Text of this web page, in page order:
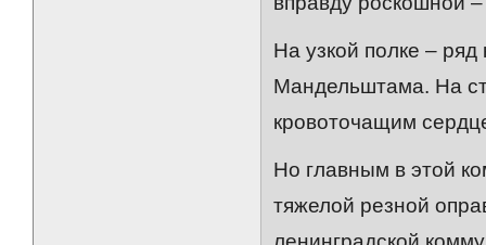
На узкой полке – ряд
Мандельштама. На
кровоточащим
Но главным в этой
тяжелой резной